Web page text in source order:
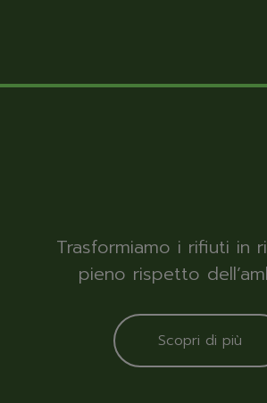
Trasformiamo i rifiuti in
pieno rispetto
Scopri di più